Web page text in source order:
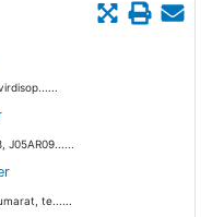
J05AR09......
te......